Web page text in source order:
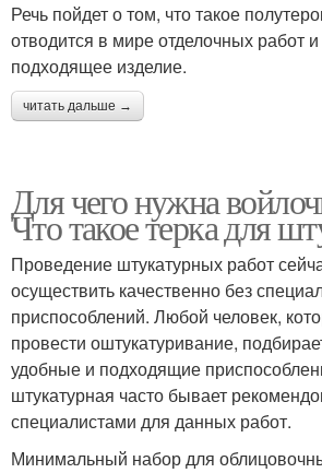
Речь пойдет о том, что такое
отводится в мире отделочных работ
подходящее изделие.
читать дальше →
Для чего нужна
Что такое терка для
Проведение штукатурных работ
осуществить качественно без
приспособлений. Любой человек,
провести оштукатуривание,
удобные и подходящие
штукатурная часто бывает
специалистами для данных работ.
Минимальный набор для